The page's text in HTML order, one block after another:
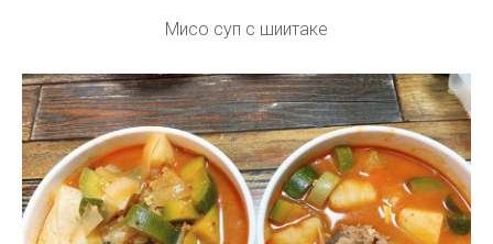
Мисо суп с шиитаке